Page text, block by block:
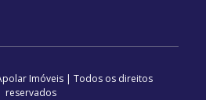
Imóveis | Todos os direitos
reservados